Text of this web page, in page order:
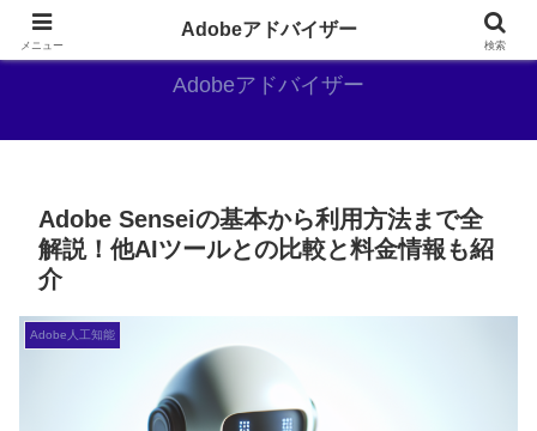
Adobe好きのAdobe推しブログ
Adobeアドバイザー
Adobe Senseiの基本から利用方法まで全
解説！他AIツールとの比較と料金情報も紹
介
Adobe人工知能
メニュー
Adobeアドバイザー
検索